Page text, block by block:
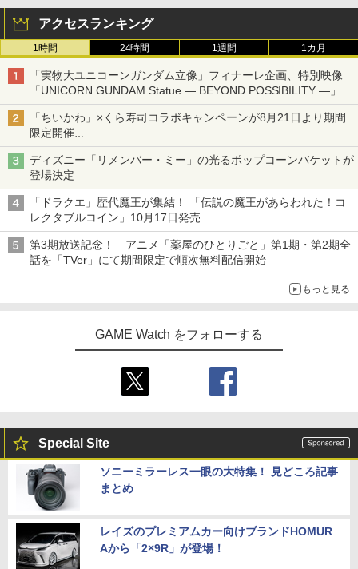
アクセスランキング
1時間 24時間 1週間 1カ月
「実物大ユニコーンガンダム立像」フィナーレ企画、特別映像
「UNICORN GUNDAM Statue ― BEYOND POSSIBILITY ―」が
8月22日から10日間限定で上映
「ちいかわ」×くら寿司コラボキャンペーンが8月21日より期間
限定開催
オリジナルの湯呑みや寿司皿が景品に登場！
ディズニー「リメンバー・ミー」の光るポップコーンバケットが
登場決定
「ドラクエ」歴代魔王が集結！ 「伝説の魔王があらわれた！コ
レクタブルコイン」10月17日発売
スクエニ・e-STOREで予約受付中
第3期放送記念！ アニメ「薬屋のひとりごと」第1期・第2期全
話を「TVer」にて期間限定で順次無料配信開始
もっと見る
GAME Watch をフォローする
Special Site
ソニーミラーレス一眼の大特集！ 見どころ記事
まとめ
レイズのプレミアムカー向けブランドHOMUR
Aから「2×9R」が登場！